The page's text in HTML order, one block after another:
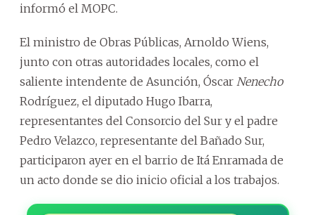
informó el MOPC.
El ministro de Obras Públicas, Arnoldo Wiens,
junto con otras autoridades locales, como el
saliente intendente de Asunción, Óscar Nenecho
Rodríguez, el diputado Hugo Ibarra,
representantes del Consorcio del Sur y el padre
Pedro Velazco, representante del Bañado Sur,
participaron ayer en el barrio de Itá Enramada de
un acto donde se dio inicio oficial a los trabajos.